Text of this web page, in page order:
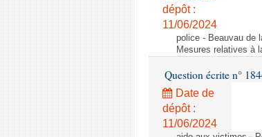
dépôt :
11/06/2024
police - Beauvau de
Mesures relatives à
Question écrite n°
Date de
dépôt :
11/06/2024